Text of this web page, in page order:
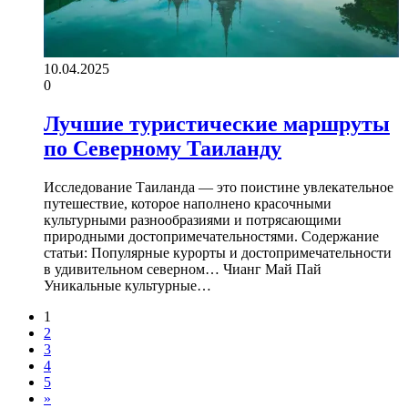
10.04.2025
0
Лучшие туристические маршруты
по Северному Таиланду
Исследование Таиланда — это поистине увлекательное
путешествие, которое наполнено красочными
культурными разнообразиями и потрясающими
природными достопримечательностями. Содержание
статьи: Популярные курорты и достопримечательности
в удивительном северном… Чианг Май Пай
Уникальные культурные…
1
2
3
4
5
»